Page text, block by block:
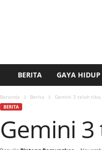
e
i
BERITA GAYA HIDUP
Beranda Berita Gemini 3 telah
BERITA
Gemini 3